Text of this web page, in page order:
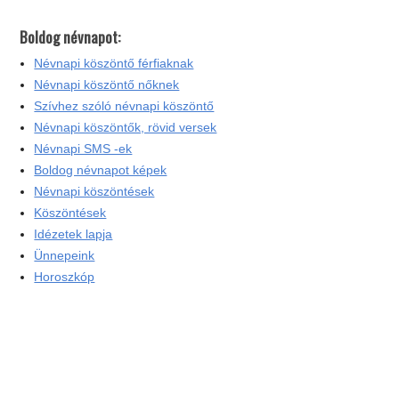
Boldog névnapot:
Névnapi köszöntő férfiaknak
Névnapi köszöntő nőknek
Szívhez szóló névnapi köszöntő
Névnapi köszöntők, rövid versek
Névnapi SMS -ek
Boldog névnapot képek
Névnapi köszöntések
Köszöntések
Idézetek lapja
Ünnepeink
Horoszkóp